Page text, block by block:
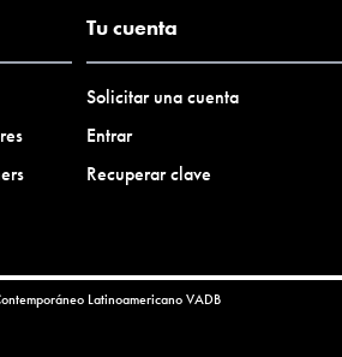
Tu cuenta
Solicitar una cuenta
Entrar
Recuperar clave
LatinoamericanoVADB